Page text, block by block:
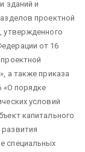
зданий и
проектной
утвержденного
от 16
а также приказа
«О порядке
условий
капитального
специальных